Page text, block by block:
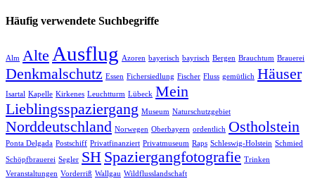
Häufig verwendete Suchbegriffe
Alm Alte Ausflug Azoren bayerisch bayrisch Bergen Brauchtum Brauerei
Denkmalschutz Essen Fichersiedlung Fischer Fluss gemütlich Häuser
Isartal Kapelle Kirkenes Leuchtturm Lübeck Mein
Lieblingsspaziergang Museum Naturschutzgebiet
Norddeutschland Norwegen Oberbayern ordentlich Ostholstein
Ponta Delgada Postschiff Privatfinanziert Privatmuseum Raps Schleswig-Holstein Schmied
Schöpfbrauerei Segler SH Spaziergangfotografie Trinken
Veranstaltungen Vorderriß Wallgau Wildflusslandschaft